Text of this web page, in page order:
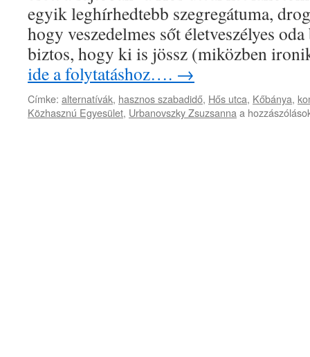
egyik leghírhedtebb szegregátuma,
hogy veszedelmes sőt életveszélyes
biztos, hogy ki is jössz (miközben
ide a folytatáshoz…. →
Címke: alternatívák, hasznos szabadidő, Hős utca, Kőbánya,
Közhasznú Egyesület, Urbanovszky ZsuzsannaÖnkéntes
a